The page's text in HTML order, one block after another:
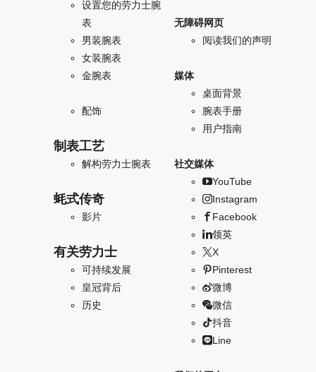
设置您的劳力士腕
表
男装腕表
女装腕表
金腕表
配饰
制表工艺
解构劳力士腕表
蚝式传奇
影片
有关劳力士
可持续发展
皇冠背后
历史
无障碍网页
阅读我们的声明
媒体
桌面背景
腕表手册
用户指南
社交媒体
YouTube
Instagram
Facebook
领英
X
Pinterest
微博
微信
抖音
Line